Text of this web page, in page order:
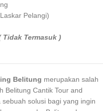
Pelangi)
Tidak Termasuk )
Belitung merupakan salah
Belitung Cantik Tour and
solusi bagi yang ingin